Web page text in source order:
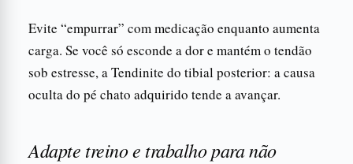
Evite “empurrar” com medicação enquanto aumenta
carga. Se você só esconde a dor e mantém o tendão
sob estresse, a Tendinite do tibial posterior: a causa
oculta do pé chato adquirido tende a avançar.
Adapte treino e trabalho para não